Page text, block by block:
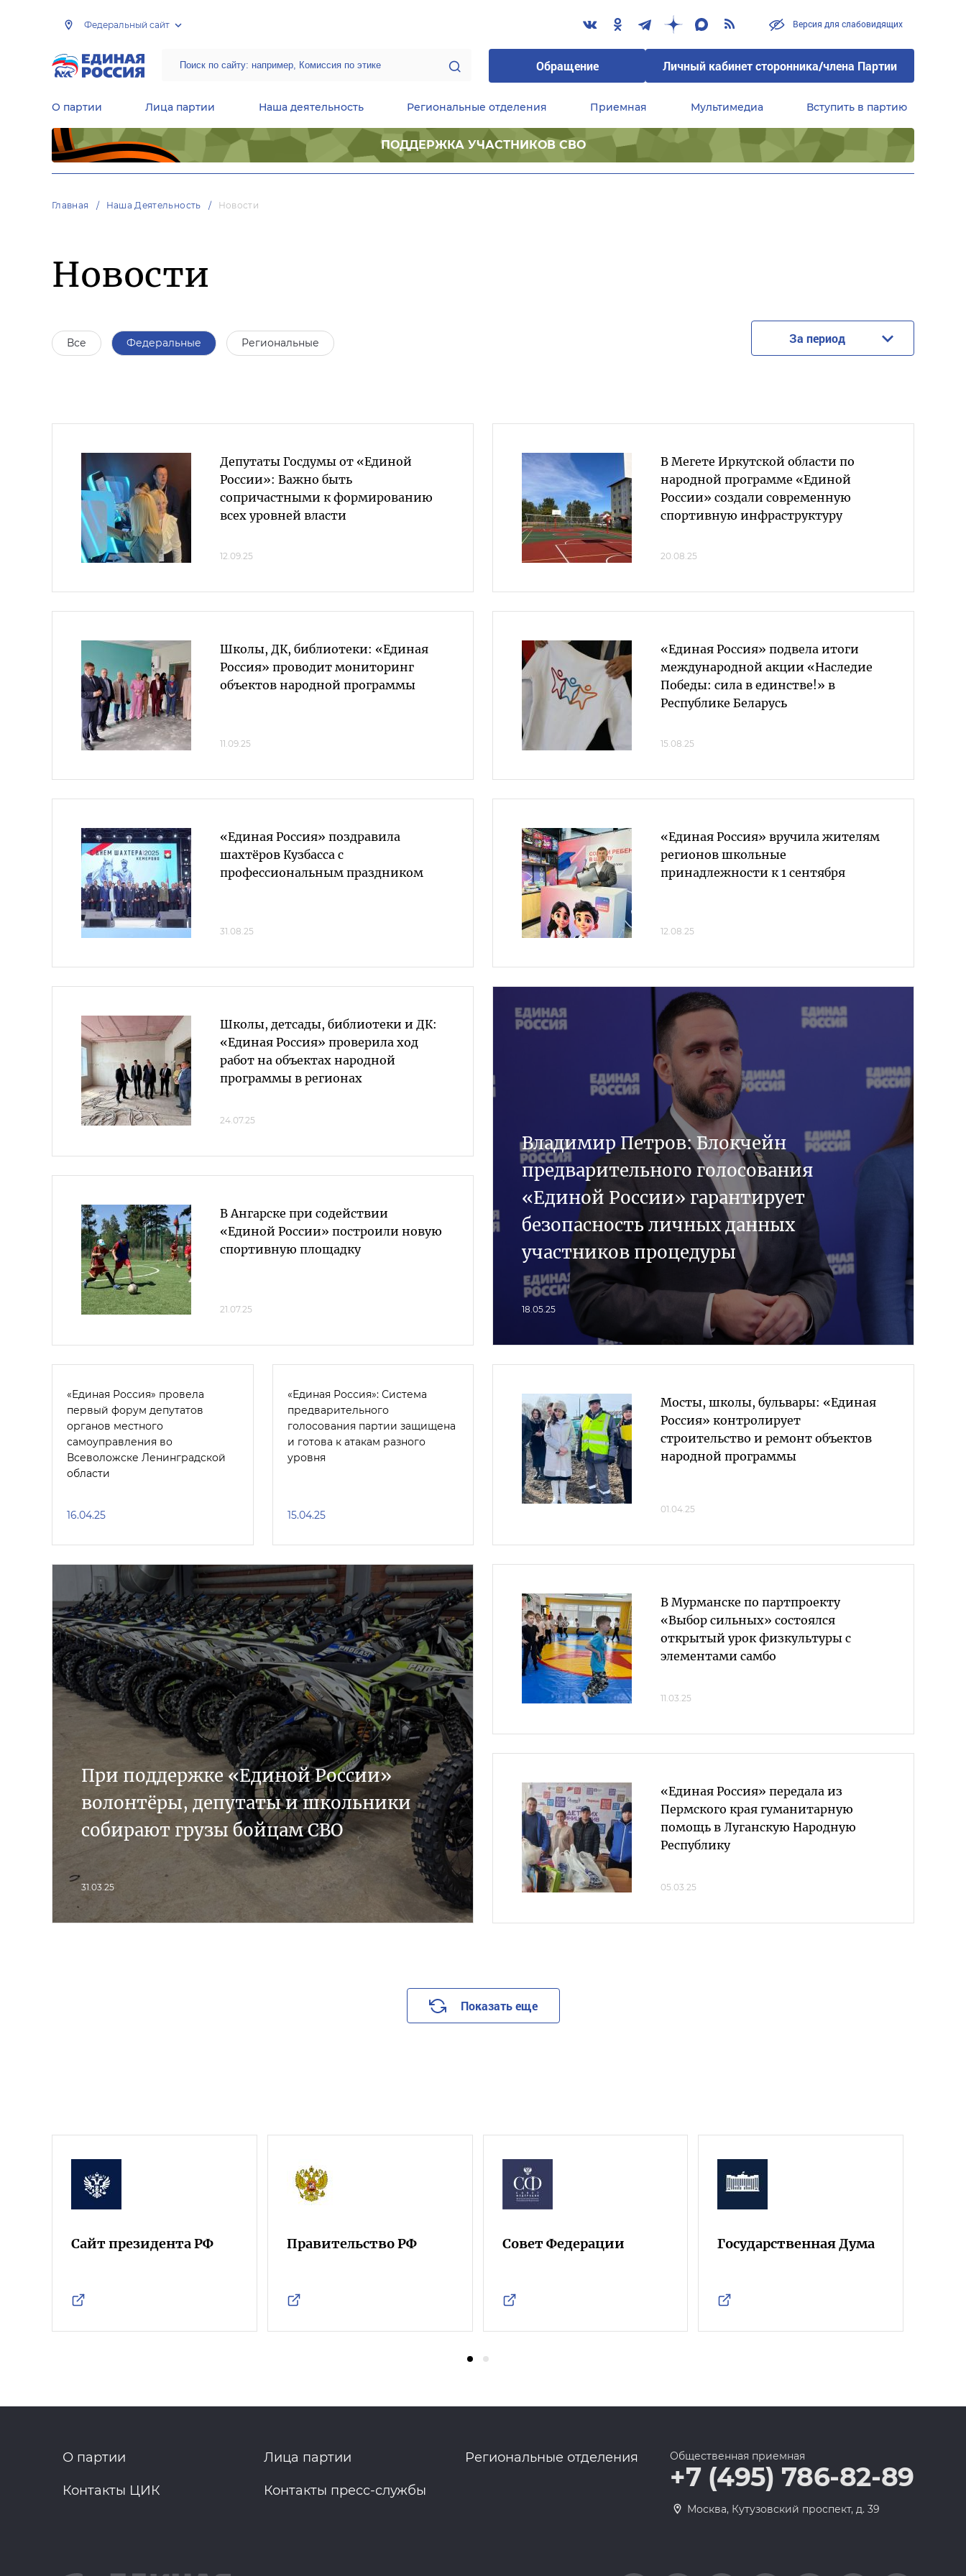
Федеральный сайт Версия для слабовидящих
Обращение Личный кабинет сторонника/члена Партии
О партии Лица партии Наша деятельность Региональные отделения Приемная Мультимедиа Вступить в партию
ПОДДЕРЖКА УЧАСТНИКОВ СВО
Главная Наша Деятельность Новости
Новости
Все Федеральные Региональные За период
Депутаты Госдумы от «Единой
России»: Важно быть
сопричастными к формированию
всех уровней власти
12.09.25
Школы, ДК, библиотеки: «Единая
Россия» проводит мониторинг
объектов народной программы
11.09.25
«Единая Россия» поздравила
шахтёров Кузбасса с
профессиональным праздником
31.08.25
В Мегете Иркутской области по
народной программе «Единой
России» создали современную
спортивную инфраструктуру
20.08.25
«Единая Россия» подвела итоги
международной акции «Наследие
Победы: сила в единстве!» в
Республике Беларусь
15.08.25
«Единая Россия» вручила жителям
регионов школьные
принадлежности к 1 сентября
12.08.25
Школы, детсады, библиотеки и ДК:
«Единая Россия» проверила ход
работ на объектах народной
программы в регионах
24.07.25
В Ангарске при содействии
«Единой России» построили новую
спортивную площадку
21.07.25
Владимир Петров: Блокчейн
предварительного голосования
«Единой России» гарантирует
безопасность личных данных
участников процедуры
18.05.25
«Единая Россия» провела
первый форум депутатов
органов местного
самоуправления во
Всеволожске Ленинградской
области
16.04.25
«Единая Россия»: Система
предварительного
голосования партии защищена
и готова к атакам разного
уровня
15.04.25
Мосты, школы, бульвары: «Единая
Россия» контролирует
строительство и ремонт объектов
народной программы
01.04.25
При поддержке «Единой России»
волонтёры, депутаты и школьники
собирают грузы бойцам СВО
31.03.25
В Мурманске по партпроекту
«Выбор сильных» состоялся
открытый урок физкультуры с
элементами самбо
11.03.25
«Единая Россия» передала из
Пермского края гуманитарную
помощь в Луганскую Народную
Республику
05.03.25
Показать еще
Сайт президента РФ Правительство РФ Совет Федерации Государственная Дума
О партии Лица партии Региональные отделения
Контакты ЦИК Контакты пресс-службы
Общественная приемная
+7 (495) 786-82-89
Москва, Кутузовский проспект, д. 39